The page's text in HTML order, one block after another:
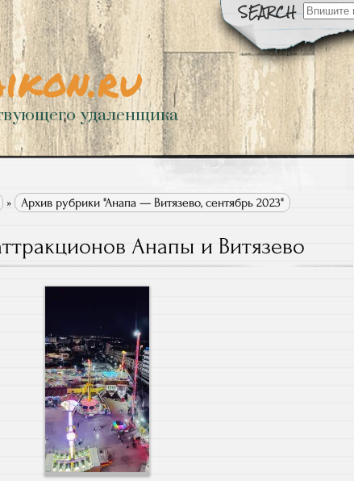
Искать:
удаленщика
» Архив рубрики "Анапа — Витязево, сентябрь 2023"
Анапы и Витязево